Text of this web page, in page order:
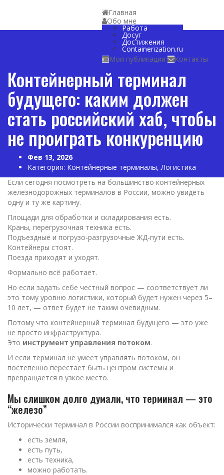
Главная
Обо мне
Работа
Досуг
Достижения
Containerization.ru
Мои публикации
Контакты
Контейнерный терминал
будущего: каким должен
стать российский хаб, чтобы
не проиграть конкуренцию
Фев 13, 2026
Категория: Контейнерные терминалы,Логистика
Если сегодня посмотреть на большинство контейнерных
железнодорожных терминалов в России, можно увидеть
одну и ту же картину.
Площади для обработки и складирования есть.
Краны, перегрузочная техника есть.
Подъездные и погрузо-разгрузочные ЖД-пути есть.
Контейнеры стоят.
Поезда приходят и уходят.
Формально всё работает.
Но если задать себе честный вопрос — соответствует ли
это тому уровню логистики, который будет нужен через 5–
10 лет, — ответ будет не таким очевидным.
Потому что контейнерный терминал будущего — это уже
не просто инфраструктура.
Это инструмент управления потоком.
И если терминал не умеет управлять потоком, он
постепенно перестает быть центром системы и
превращается в узкое место.
Мы слишком долго думали, что терминал — это
“железо”
Исторически терминал в России воспринимался как объект:
есть земля,
есть путь,
есть техника,
можно работать.